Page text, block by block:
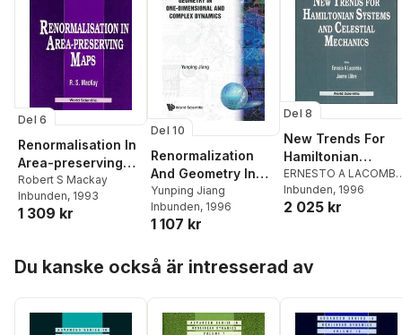
Del 6
Renormalisation In
Area-preserving
Maps
Robert S Mackay
Inbunden, 1993
1 309 kr
Del 10
Renormalization
And Geometry In
One-dimensional
And Complex
Dynamics
Yunping Jiang
Inbunden, 1996
1 107 kr
Del 8
New Trends For
Hamiltonian
Systems And
Celestial
Mechanics
ERNESTO A LACOMBA
& JAUME LLIBRE
Ernesto A Lacomba
Inbunden, 1996
2 025 kr
Du kanske också är intresserad av